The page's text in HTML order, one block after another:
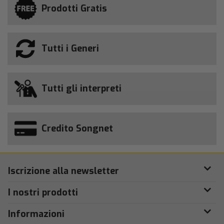
Prodotti Gratis
Tutti i Generi
Tutti gli interpreti
Credito Songnet
Iscrizione alla newsletter
I nostri prodotti
Informazioni